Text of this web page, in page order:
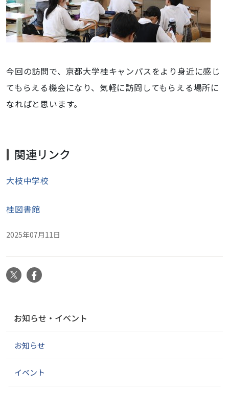
今回の訪問で、京都大学桂キャンパスをより身近に感じ
てもらえる機会になり、気軽に訪問してもらえる場所に
なればと思います。
関連リンク
大枝中学校
桂図書館
2025年07月11日
X
ゲ
シ
ン
お知らせ・イベント
お知らせ
イベント